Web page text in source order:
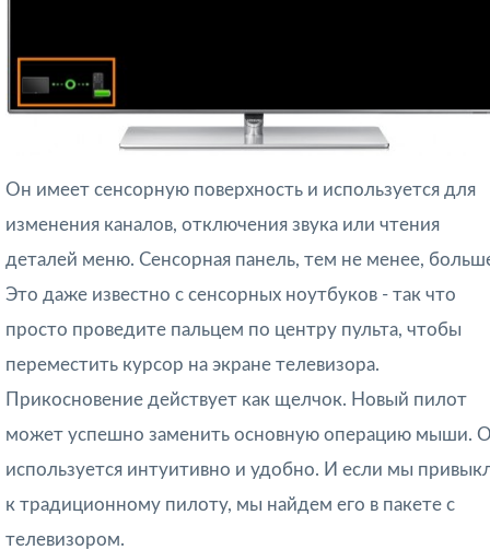
Он имеет сенсорную поверхность и используется для
изменения каналов, отключения звука или чтения
деталей меню. Сенсорная панель, тем не менее,
Это даже известно с сенсорных ноутбуков - так что
просто проведите пальцем по центру пульта, чтобы
переместить курсор на экране телевизора.
Прикосновение действует как щелчок. Новый пилот
может успешно заменить основную операцию мыши.
используется интуитивно и удобно. И если мы
к традиционному пилоту, мы найдем его в пакете с
телевизором.